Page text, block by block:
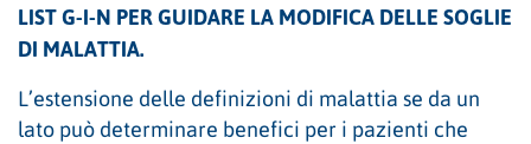
LIST G-I-N PER GUIDARE LA MODIFICA DELLE SOGLIE
DI MALATTIA.
L’estensione delle definizioni di malattia se da un
lato può determinare benefici per i pazienti che